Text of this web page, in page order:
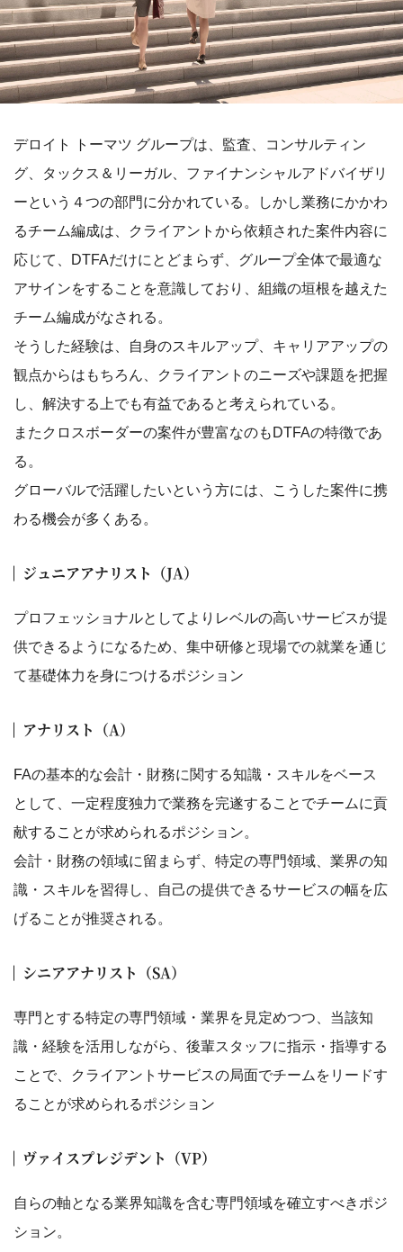
デロイト トーマツ グループは、監査、コンサルティン
グ、タックス＆リーガル、ファイナンシャルアドバイザリ
ーという４つの部門に分かれている。しかし業務にかかわ
るチーム編成は、クライアントから依頼された案件内容に
応じて、DTFAだけにとどまらず、グループ全体で最適な
アサインをすることを意識しており、組織の垣根を越えた
チーム編成がなされる。
そうした経験は、自身のスキルアップ、キャリアアップの
観点からはもちろん、クライアントのニーズや課題を把握
し、解決する上でも有益であると考えられている。
またクロスボーダーの案件が豊富なのもDTFAの特徴であ
る。
グローバルで活躍したいという方には、こうした案件に携
わる機会が多くある。
ジュニアアナリスト（JA）
プロフェッショナルとしてよりレベルの高いサービスが提
供できるようになるため、集中研修と現場での就業を通じ
て基礎体力を身につけるポジション
アナリスト（A）
FAの基本的な会計・財務に関する知識・スキルをベース
として、一定程度独力で業務を完遂することでチームに貢
献することが求められるポジション。
会計・財務の領域に留まらず、特定の専門領域、業界の知
識・スキルを習得し、自己の提供できるサービスの幅を広
げることが推奨される。
シニアアナリスト（SA）
専門とする特定の専門領域・業界を見定めつつ、当該知
識・経験を活用しながら、後輩スタッフに指示・指導する
ことで、クライアントサービスの局面でチームをリードす
ることが求められるポジション
ヴァイスプレジデント（VP）
自らの軸となる業界知識を含む専門領域を確立すべきポジ
ション。